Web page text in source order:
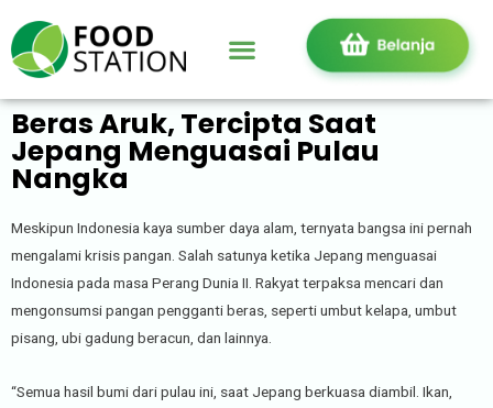
Beras Aruk, Tercipta Saat
Jepang Menguasai Pulau
Nangka
Meskipun Indonesia kaya sumber daya alam, ternyata bangsa ini pernah
mengalami krisis pangan. Salah satunya ketika Jepang menguasai
Indonesia pada masa Perang Dunia II. Rakyat terpaksa mencari dan
mengonsumsi pangan pengganti beras, seperti umbut kelapa, umbut
pisang, ubi gadung beracun, dan lainnya.
“Semua hasil bumi dari pulau ini, saat Jepang berkuasa diambil. Ikan,